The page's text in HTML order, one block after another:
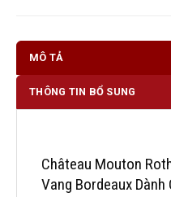
MÔ TẢ
THÔNG TIN BỔ SUNG
Château Mouton
Vang Bordeaux